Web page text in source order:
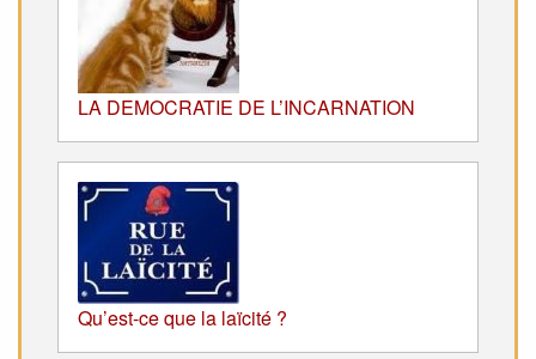
LA DEMOCRATIE DE L’INCARNATION
Qu’est-ce que la laïcité ?